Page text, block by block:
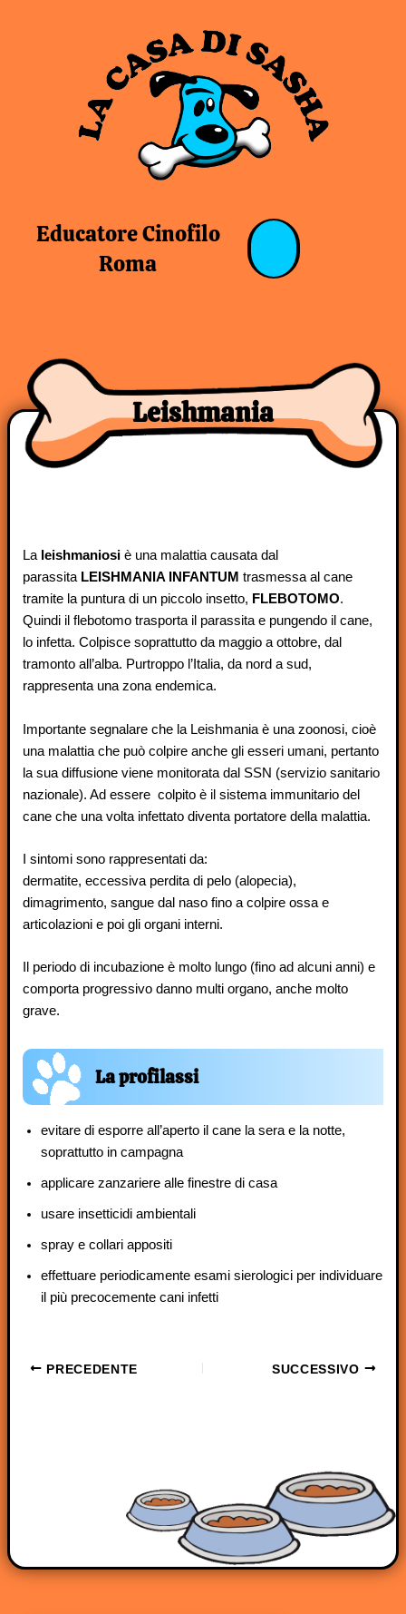
Educatore Cinofilo
Roma
Leishmania
La leishmaniosi è una malattia causata dal
parassita LEISHMANIA INFANTUM trasmessa al cane
tramite la puntura di un piccolo insetto, FLEBOTOMO.
Quindi il flebotomo trasporta il parassita e pungendo il cane,
lo infetta. Colpisce soprattutto da maggio a ottobre, dal
tramonto all’alba. Purtroppo l’Italia, da nord a sud,
rappresenta una zona endemica.
Importante segnalare che la Leishmania è una zoonosi, cioè
una malattia che può colpire anche gli esseri umani, pertanto
la sua diffusione viene monitorata dal SSN (servizio sanitario
nazionale). Ad essere colpito è il sistema immunitario del
cane che una volta infettato diventa portatore della malattia.
I sintomi sono rappresentati da:
dermatite, eccessiva perdita di pelo (alopecia),
dimagrimento, sangue dal naso fino a colpire ossa e
articolazioni e poi gli organi interni.
Il periodo di incubazione è molto lungo (fino ad alcuni anni) e
comporta progressivo danno multi organo, anche molto
grave.
La profilassi
evitare di esporre all’aperto il cane la sera e la notte,
soprattutto in campagna
applicare zanzariere alle finestre di casa
usare insetticidi ambientali
spray e collari appositi
effettuare periodicamente esami sierologici per individuare
il più precocemente cani infetti
PRECEDENTE SUCCESSIVO